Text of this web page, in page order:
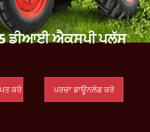
ਡੀਆਈ ਐਕਸਪੀ ਪਲੱਸ
ਕਰੋ ਪਰਚਾ ਡਾਊਨਲੋਡ ਕਰੋ